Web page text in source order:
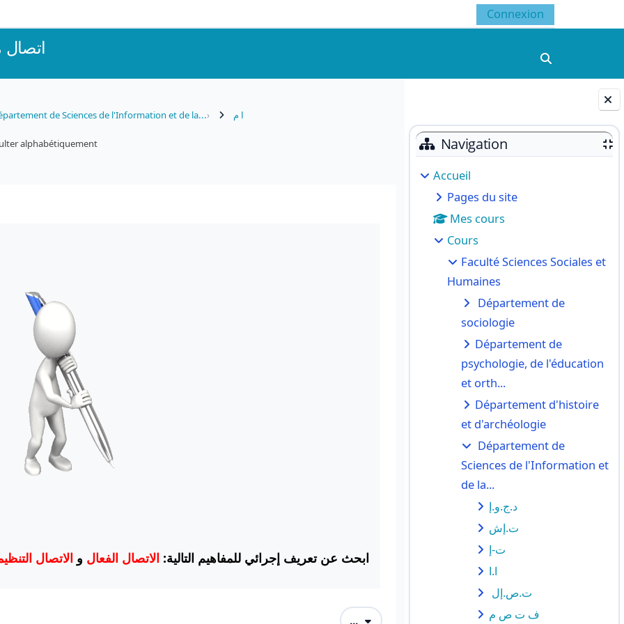
BlocsNavigation
Accueil
Pages du site
Mes cours
Cours
Faculté Sciences Sociales et
Humaines
Département de
sociologie
Département de
psychologie, de l'éducation
et orth...
Département d'histoire
et d'archéologie
Département de
Sciences de l'Information et
de la...
د.ج.و.إ
ت.إش
ت-إ
ا.ا
ت.ص.إل
ف ت ص م
Connexion
de Sciences de l'Information et de la... ا م
alphabétiquement
ابحث عن تعريف إجرائي للمفاهيم التالية: الاتصال الفعال و الاتصال
... Exporter des articles